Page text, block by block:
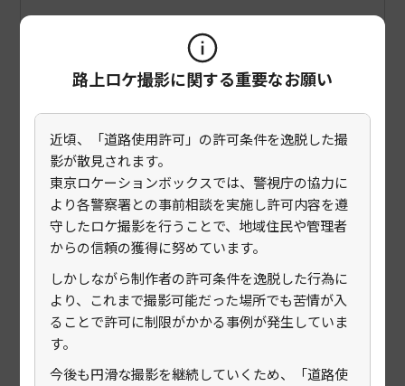
前日まで
当日も可
費用
有料 無料
タグ
駐車場あり 控室あり カウンターあり
路上ロケ撮影に関する重要なお願い
近頃、「道路使用許可」の許可条件を逸脱した撮
影が散見されます。
東京ロケーションボックスでは、警視庁の協力に
より各警察署との事前相談を実施し許可内容を遵
守したロケ撮影を行うことで、地域住民や管理者
からの信頼の獲得に努めています。
しかしながら制作者の許可条件を逸脱した行為に
より、これまで撮影可能だった場所でも苦情が入
ることで許可に制限がかかる事例が発生していま
す。
今後も円滑な撮影を継続していくため、「道路使